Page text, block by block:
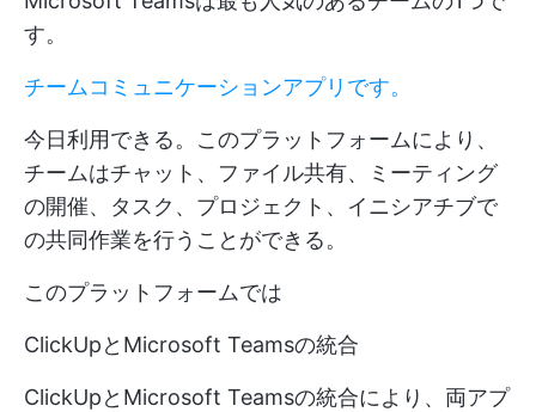
す。
チームコミュニケーションアプリです。
今日利用できる。このプラットフォームにより、
チームはチャット、ファイル共有、ミーティング
の開催、タスク、プロジェクト、イニシアチブで
の共同作業を行うことができる。
このプラットフォームでは
ClickUpとMicrosoft Teamsの統合
ClickUpとMicrosoft Teamsの統合により、両アプ